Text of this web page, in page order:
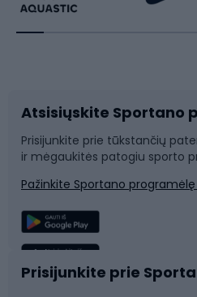
Dviratininkų apranga
Dviračių dalys
Laipiojimas
Žvejyba
Sportinė medicina
Rakečių sportas
Rogutės ir čiuožynės
Snieglenčių sportas
Plaukimas
Komandinis sportas
Atsisiųskite Sportano
Prisijunkite prie tūkstančių
ir mėgaukitės patogiu sporto
Pažinkite Sportano programėlę
Prisijunkite prie